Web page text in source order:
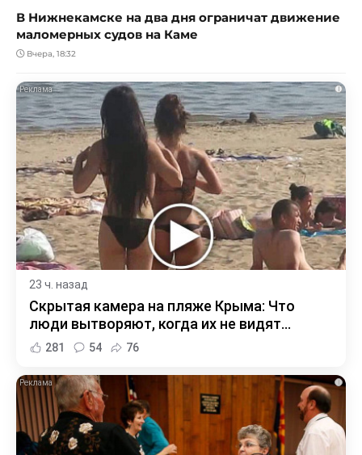
В Нижнекамске на два дня ограничат движение
маломерных судов на Каме
Вчера, 18:32
i
23 ч. назад
Скрытая камера на пляже Крыма: Что
люди вытворяют, когда их не видят...
281 54 76
i